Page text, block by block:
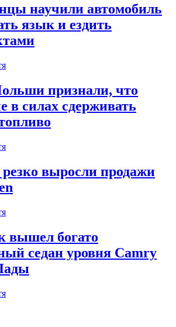
научили автомобиль
язык и ездить
признали, что
в силах сдерживать
выросли продажи
вышел богато
седан уровня Camry